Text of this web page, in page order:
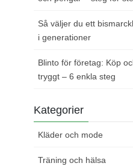
Så väljer du ett
i generationer
Blinto för företag: Köp
tryggt – 6 enkla steg
Kategorier
Kläder och mode
Träning och hälsa